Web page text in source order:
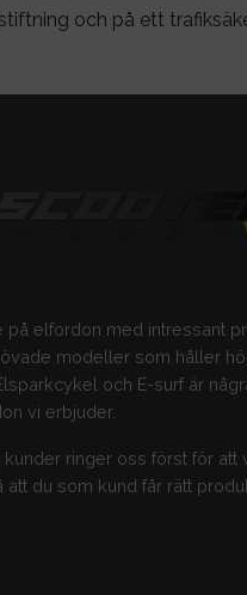
och på ett
på elfordon med intressant
modeller som håller
och E-surf är
vi erbjuder.
ringer oss först för att
att du som kund får rätt